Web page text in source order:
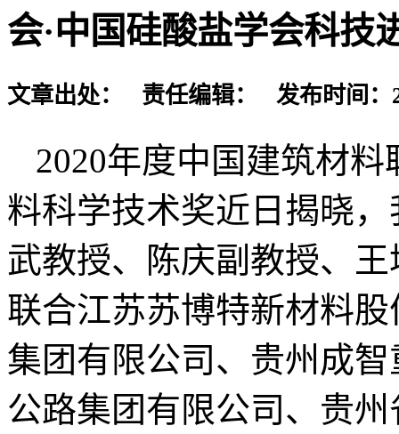
会·中国硅酸盐学会科技
文章出处： 责任编辑： 发布时间：
2020年度中国建筑材
料科学技术奖近日揭晓
武教授、陈庆副教授、
联合江苏苏博特新材料
集团有限公司、贵州成
公路集团有限公司、贵